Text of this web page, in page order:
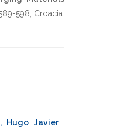
598 Croacia:
Hugo Javier